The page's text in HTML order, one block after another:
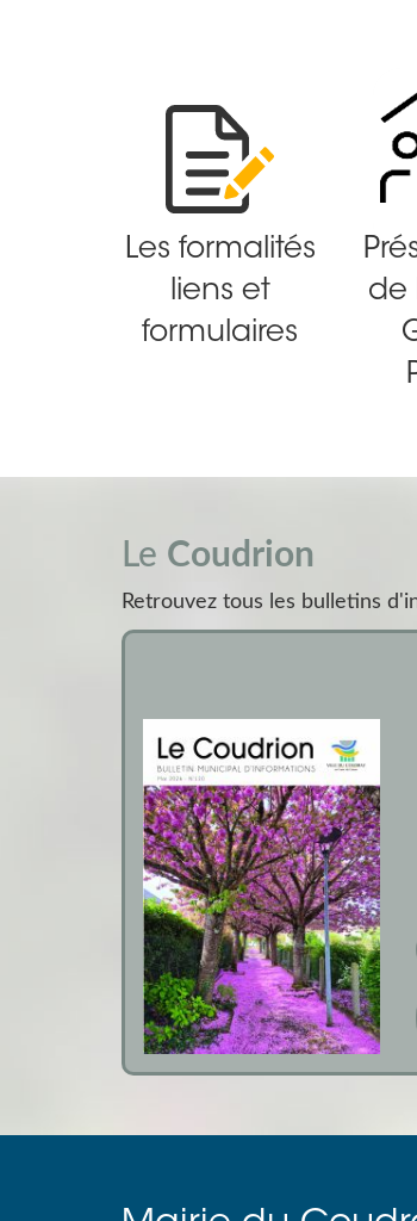
Les formalités
liens et
formulaires
de
Le Coudrion
Retrouvez tous les bulletins